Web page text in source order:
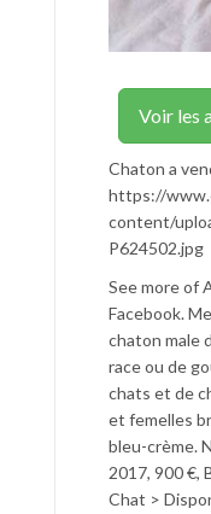
Voir les
Chaton a
https://
content/
P624502.jpg
See more of
Facebook.
chaton male
race ou de
chats et de
et femelles
bleu-crème.
2017, 900 €,
Chat >